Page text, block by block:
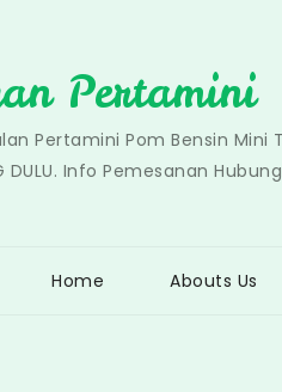
Pertamini
Pertamini Pom Bensin Mini
DULU. Info Pemesanan
Home Abouts Us